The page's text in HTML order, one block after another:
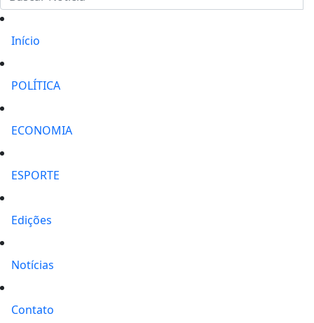
Início
POLÍTICA
ECONOMIA
ESPORTE
Edições
Notícias
Contato